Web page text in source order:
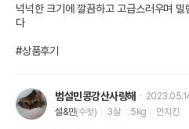
넉넉한 크기에 깔끔하고 고급스러우며
다
#상품후기
범설민콩강산사랑해
설&민(수컷) 3살 5kg 먼치킨